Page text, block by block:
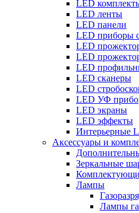
LED
LED ленты
LED панели
LED приборы
LED
LED
LED
LED сканеры
LED
LED УФ
LED экраны
LED эффекты
Интерьерные
Аксессуары и
Зеркальные
Лампы
Лампы